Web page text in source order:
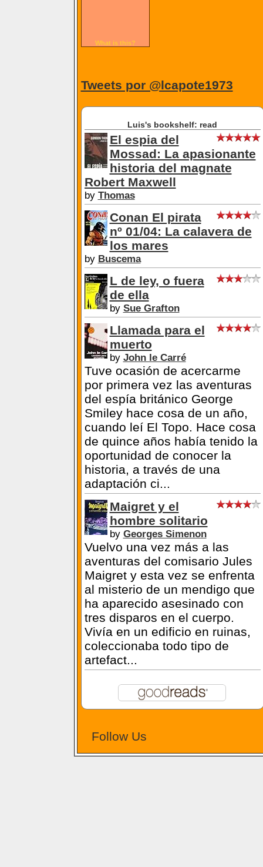
Tweets por @lcapote1973
Luis's bookshelf: read
El espia del
Mossad: La apasionante
historia del magnate
Robert Maxwell
byThomas
Conan El pirata
nº 01/04: La calavera de
los mares
byBuscema
L de ley, o fuera
de ella
bySue Grafton
Llamada para el
muerto
byJohn le Carré
Tuve ocasión de acercarme
por primera vez las aventuras
del espía británico George
Smiley hace cosa de un año,
cuando leí El Topo. Hace cosa
de quince años había tenido la
oportunidad de conocer la
historia, a través de una
adaptación ci...
Maigret y el
hombre solitario
byGeorges Simenon
Vuelvo una vez más a las
aventuras del comisario Jules
Maigret y esta vez se enfrenta
al misterio de un mendigo que
ha aparecido asesinado con
tres disparos en el cuerpo.
Vivía en un edificio en ruinas,
coleccionaba todo tipo de
artefact...